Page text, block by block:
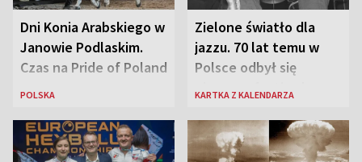
Dni Konia Arabskiego w
Janowie Podlaskim.
Czas na Pride of Poland
POLSKA
Zielone światło dla
jazzu. 70 lat temu w
Polsce odbył się
pierwszy festiwal
KARTKA Z KALENDARZA